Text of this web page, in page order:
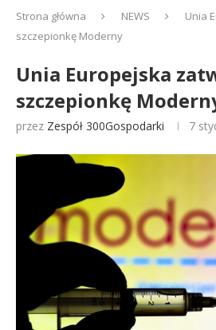
Strona główna NEWS
Unia
szczepionkę Moderny
Unia Europejska
szczepionkę
przez Zespół 300Gospodarki 7